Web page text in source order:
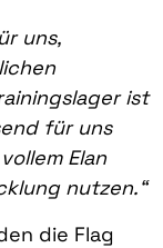
uns,
ist
für uns
Elan
nutzen.“
die Flag